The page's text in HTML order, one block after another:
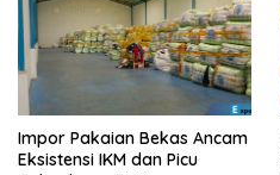
Impor Pakaian Bekas Ancam
Eksistensi IKM dan Picu